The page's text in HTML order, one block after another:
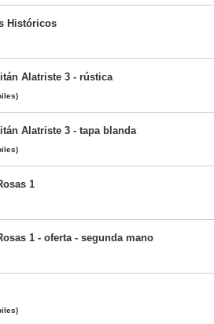
Históricos
Alatriste 3 - rústica
Alatriste 3 - tapa blanda
1
1 - oferta - segunda mano